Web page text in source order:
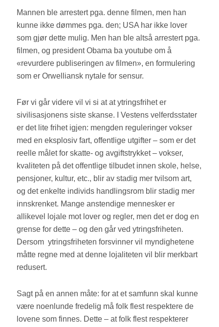
Mannen ble arrestert pga. denne filmen, men han
kunne ikke dømmes pga. den; USA har ikke lover
som gjør dette mulig. Men han ble altså arrestert pga.
filmen, og president Obama ba youtube om å
«revurdere publiseringen av filmen», en formulering
som er Orwelliansk nytale for sensur.
Før vi går videre vil vi si at at ytringsfrihet er
sivilisasjonens siste skanse. I Vestens velferdsstater
er det lite frihet igjen: mengden reguleringer vokser
med en eksplosiv fart, offentlige utgifter – som er det
reelle målet for skatte- og avgiftstrykket – vokser,
kvaliteten på det offentlige tilbudet innen skole, helse,
pensjoner, kultur, etc., blir av stadig mer tvilsom art,
og det enkelte individs handlingsrom blir stadig mer
innskrenket. Mange anstendige mennesker er
allikevel lojale mot lover og regler, men det er dog en
grense for dette – og den går ved ytringsfriheten.
Dersom ytringsfriheten forsvinner vil myndighetene
måtte regne med at denne lojaliteten vil blir merkbart
redusert.
Sagt på en annen måte: for at et samfunn skal kunne
være noenlunde fredelig må folk flest respektere de
lovene som finnes. Dette – at folk flest respekterer